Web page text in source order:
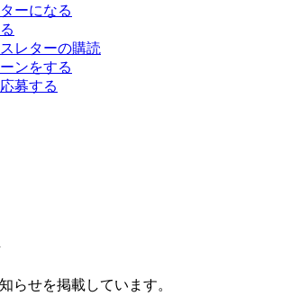
ーになる
レターの購読
ンをする
募する
らせを掲載しています。